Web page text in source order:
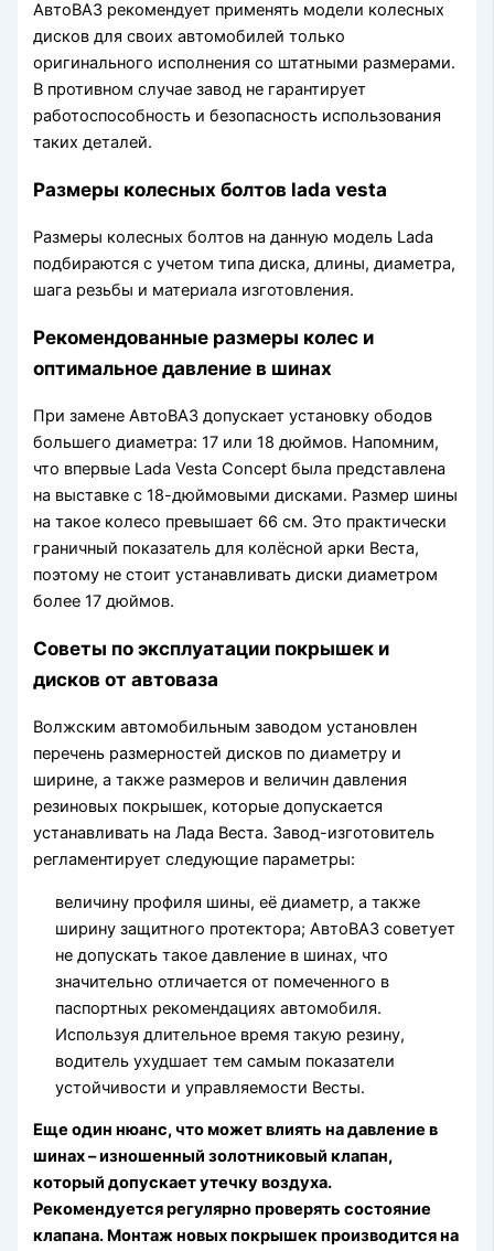
АвтоВАЗ рекомендует применять модели колесных
дисков для своих автомобилей только
оригинального исполнения со штатными размерами.
В противном случае завод не гарантирует
работоспособность и безопасность использования
таких деталей.
Размеры колесных болтов lada vesta
Размеры колесных болтов на данную модель Lada
подбираются с учетом типа диска, длины, диаметра,
шага резьбы и материала изготовления.
Рекомендованные размеры колес и
оптимальное давление в шинах
При замене АвтоВАЗ допускает установку ободов
большего диаметра: 17 или 18 дюймов. Напомним,
что впервые Lada Vesta Concept была представлена
на выставке с 18-дюймовыми дисками. Размер шины
на такое колесо превышает 66 см. Это практически
граничный показатель для колёсной арки Веста,
поэтому не стоит устанавливать диски диаметром
более 17 дюймов.
Советы по эксплуатации покрышек и
дисков от автоваза
Волжским автомобильным заводом установлен
перечень размерностей дисков по диаметру и
ширине, а также размеров и величин давления
резиновых покрышек, которые допускается
устанавливать на Лада Веста. Завод-изготовитель
регламентирует следующие параметры:
величину профиля шины, её диаметр, а также
ширину защитного протектора; АвтоВАЗ советует
не допускать такое давление в шинах, что
значительно отличается от помеченного в
паспортных рекомендациях автомобиля.
Используя длительное время такую резину,
водитель ухудшает тем самым показатели
устойчивости и управляемости Весты.
Еще один нюанс, что может влиять на давление в
шинах – изношенный золотниковый клапан,
который допускает утечку воздуха.
Рекомендуется регулярно проверять состояние
клапана. Монтаж новых покрышек производится на